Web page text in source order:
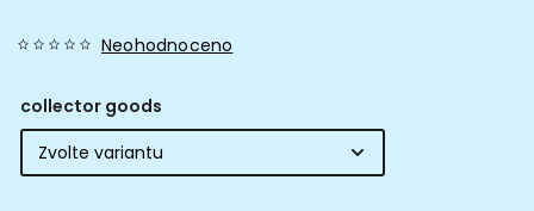
Neohodnoceno
collector goods